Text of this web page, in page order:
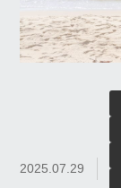
2025.07.29